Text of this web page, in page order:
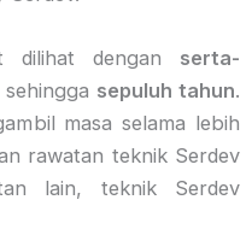
dilihat dengan serta-
sepuluh tahun.
masa selama lebih
rawatan teknik Serdev
lain, teknik Serdev